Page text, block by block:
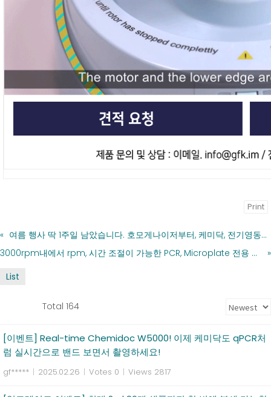
Print
«
여름 행사 딱 1주일 남았습니다. 호모게나이저부터, 케미닥, 전기영동장치, 1차항체에, 원심분리기까지!
3000rpm내에서 rpm, 시간 조절이 가능한 PCR, Microplate 전용 centrifuge, C-MP2
»
List
Total 164
[이벤트] Real-time Chemidoc W5000! 이제 케미닥도 qPCR처
럼 실시간으로 밴드 보면서 촬영하세요!
gf***** | 2025.02.26 | Votes 0 | Views 2817